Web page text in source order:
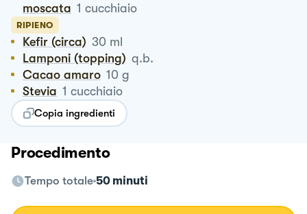
moscata 1 cucchiaio
RIPIENO
Kefir (circa) 30 ml
Lamponi (topping) q.b.
Cacao amaro 10 g
Stevia 1 cucchiaio
Copia ingredienti
Procedimento
Tempo totale 50 minuti